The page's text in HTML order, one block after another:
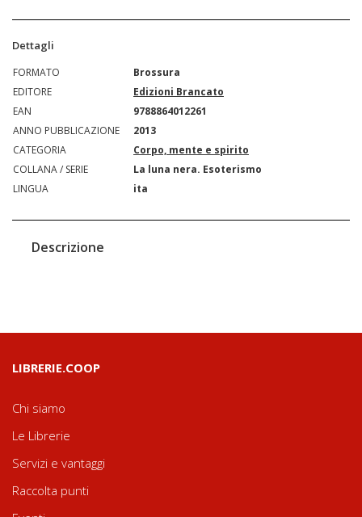
Dettagli
FORMATO
Brossura
EDITORE
Edizioni Brancato
EAN
9788864012261
ANNO PUBBLICAZIONE
2013
CATEGORIA
Corpo, mente e spirito
COLLANA / SERIE
La luna nera. Esoterismo
LINGUA
ita
Descrizione
LIBRERIE.COOP
Chi siamo
Le Librerie
Servizi e vantaggi
Raccolta punti